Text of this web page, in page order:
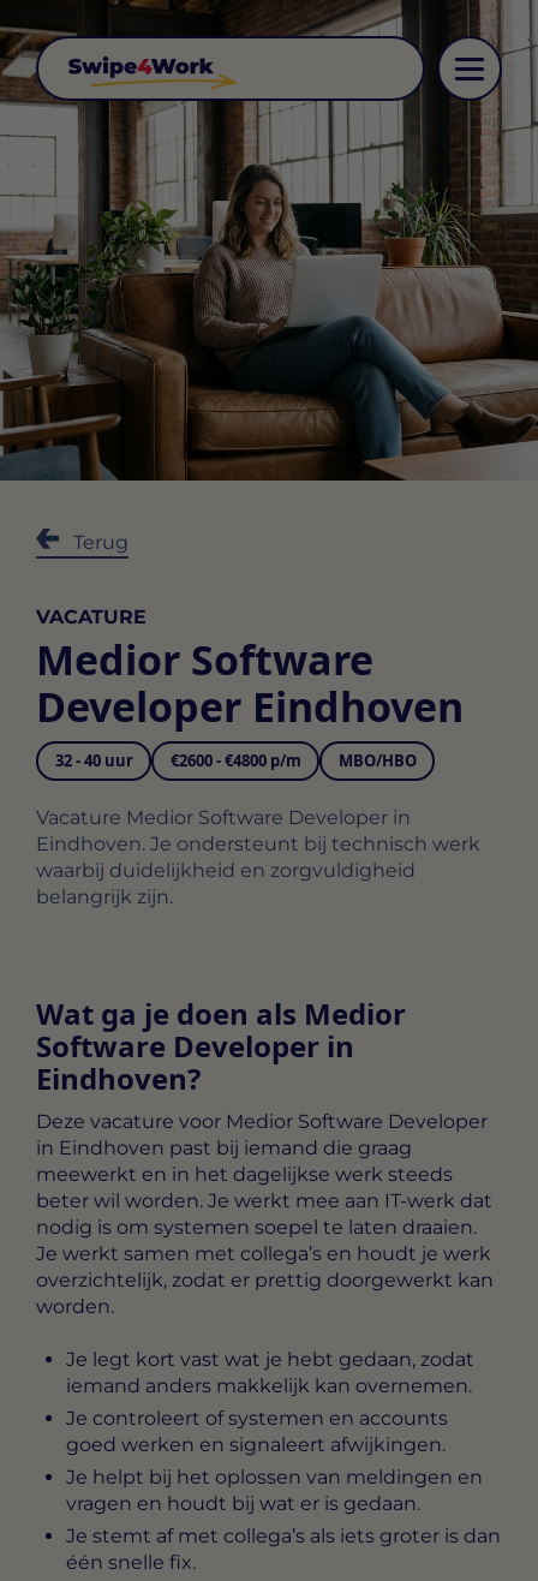
Terug
VACATURE
Medior Software
Developer Eindhoven
32 - 40 uur €2600 - €4800 p/m MBO/HBO
Vacature Medior Software Developer in
Eindhoven. Je ondersteunt bij technisch werk
waarbij duidelijkheid en zorgvuldigheid
belangrijk zijn.
Wat ga je doen als Medior
Software Developer in
Eindhoven?
Deze vacature voor Medior Software Developer
in Eindhoven past bij iemand die graag
meewerkt en in het dagelijkse werk steeds
beter wil worden. Je werkt mee aan IT-werk dat
nodig is om systemen soepel te laten draaien.
Je werkt samen met collega’s en houdt je werk
overzichtelijk, zodat er prettig doorgewerkt kan
worden.
Je legt kort vast wat je hebt gedaan, zodat
iemand anders makkelijk kan overnemen.
Je controleert of systemen en accounts
goed werken en signaleert afwijkingen.
Je helpt bij het oplossen van meldingen en
vragen en houdt bij wat er is gedaan.
Je stemt af met collega’s als iets groter is dan
één snelle fix.